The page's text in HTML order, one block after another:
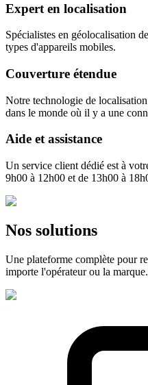
Expert en localisation
Spécialistes en géolocalisation
types d'appareils mobiles.
Couverture étendue
Notre technologie de
dans le monde où il y a une
Aide et assistance
Un service client dédié est à
9h00 à 12h00 et de 13h00 à
Nos solutions
Une plateforme complète pour
importe l'opérateur ou la marque.